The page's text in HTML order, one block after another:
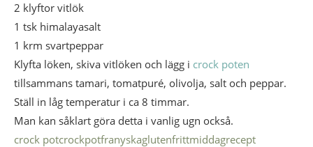
2 klyftor vitlök
1 tsk himalayasalt
1 krm svartpeppar
Klyfta löken, skiva vitlöken och lägg i crock poten
tillsammans tamari, tomatpuré, olivolja, salt och peppar.
Ställ in låg temperatur i ca 8 timmar.
Man kan såklart göra detta i vanlig ugn också.
crock potcrockpotfranyskaglutenfrittmiddagrecept